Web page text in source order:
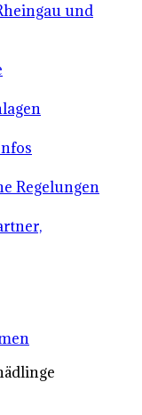
und
Regelungen